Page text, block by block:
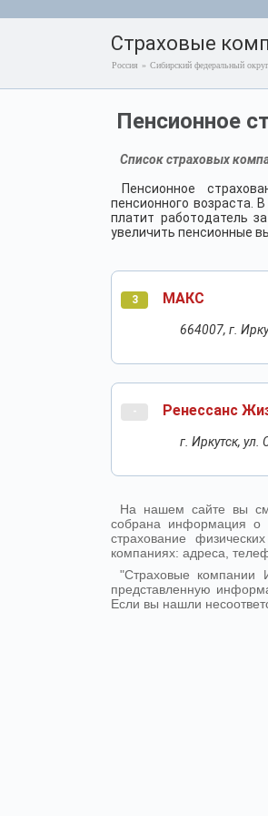
Страховые
Россия » Сибирский федеральный округ
Пенсионное
Список страховых
Пенсионное
пенсионного возраста.
платит работодатель
увеличить пенсионные
3 МАКС
664007, г.
- Ренессанс
г. Иркутск,
На нашем сайте вы
собрана информация о
страхование
компаниях: адреса,
"Страховые компании
представленную
Если вы нашли